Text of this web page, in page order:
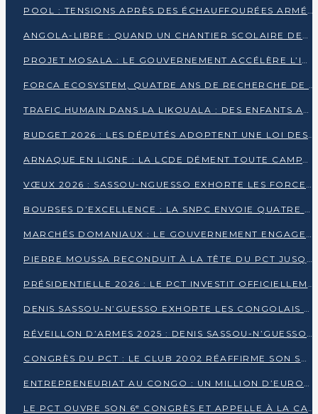
POOL : TENSIONS APRÈS DES ÉCHAUFFOURÉES ARMÉES ENTRE DGSP ET EX-MILICIENS NINJA
ANGOLA-LIBRE : QUAND UN CHANTIER SCOLAIRE DEVIENT LE MIROIR D’UN CONGO EN MOUVEMENT
PROJET MOSALA : LE GOUVERNEMENT ACCÉLÈRE L’INSERTION DES JEUNES EN 2026
FORCA ECOSYSTEM, QUATRE ANS DE RECHERCHE DE TERRAIN AVANT UN LANCEMENT OFFICIEL EN 2026
TRAFIC HUMAIN DANS LA LIKOUALA : DES ENFANTS AUTOCHTONES RÉDUITS AU TRAVAIL FORCÉ
BUDGET 2026 : LES DÉPUTÉS ADOPTENT UNE LOI DES FINANCES DE PLUS DE 2500 MILLIARDS FCFA
ARNAQUE EN LIGNE : LA LCDE DÉMENT TOUTE CAMPAGNE DE RECRUTEMENT
VŒUX 2026 : SASSOU-NGUESSO EXHORTE LES FORCES VIVES À RENFORCER L’UNITÉ
BOURSES D’EXCELLENCE : LA SNPC ENVOIE QUATRE NOUVEAUX TALENTS CONGOLAIS SE FORMER À BAKOU
MARCHÉS DOMANIAUX : LE GOUVERNEMENT ENGAGE LA STRUCTURATION DES TAXES D’ASSAINISSEMENT
PIERRE MOUSSA RECONDUIT À LA TÊTE DU PCT JUSQU’EN 2031
PRÉSIDENTIELLE 2026 : LE PCT INVESTIT OFFICIELLEMENT DENIS SASSOU NGUESSO
DENIS SASSOU-N’GUESSO EXHORTE LES CONGOLAIS À L’UNITÉ ET AU FAIR-PLAY DÉMOCRATIQUE EN 2026
RÉVEILLON D’ARMES 2025 : DENIS SASSOU-N’GUESSO GARANTIT DES ÉLECTIONS 2026 PAISIBLES ET SÉCURISÉES
CONGRÈS DU PCT : LE CLUB 2002 RÉAFFIRME SON SOUTIEN À DENIS SASSOU-N’GUESSO POUR 2026
ENTREPRENEURIAT AU CONGO : UN MILLION D’EUROS POUR FINANCER LES STARTUPS DÈS 2026
LE PCT OUVRE SON 6ᵉ CONGRÈS ET APPELLE À LA CANDIDATURE DE DENIS SASSOU NGUESSO